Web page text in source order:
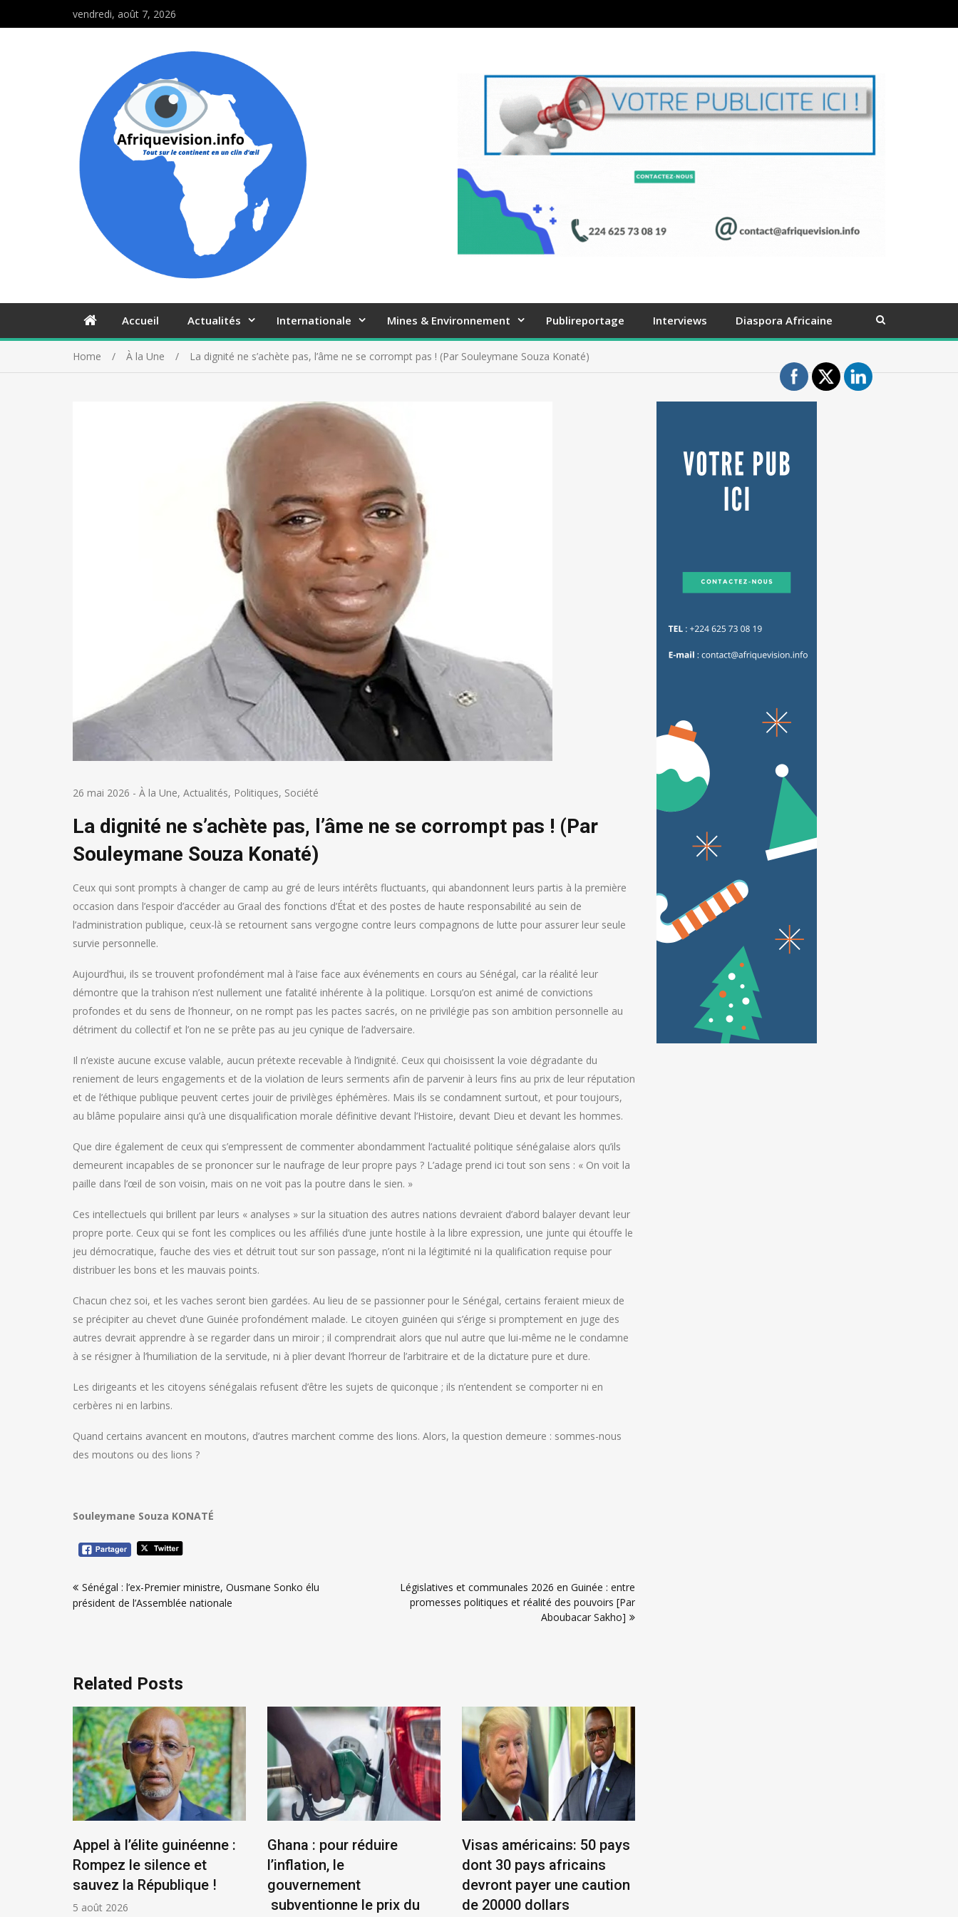
vendredi, août 7, 2026
Accueil Actualités Internationale Mines & Environnement Publireportage Interviews Diaspora Africaine
Home À la Une La dignité ne s’achète pas, l’âme ne se corrompt pas ! (Par Souleymane Souza Konaté)
26 mai 2026 - À la Une, Actualités, Politiques, Société
La dignité ne s’achète pas, l’âme ne se corrompt pas ! (Par
Souleymane Souza Konaté)
Ceux qui sont prompts à changer de camp au gré de leurs intérêts fluctuants, qui abandonnent leurs partis à la première
occasion dans l’espoir d’accéder au Graal des fonctions d’État et des postes de haute responsabilité au sein de
l’administration publique, ceux-là se retournent sans vergogne contre leurs compagnons de lutte pour assurer leur seule
survie personnelle.
Aujourd’hui, ils se trouvent profondément mal à l’aise face aux événements en cours au Sénégal, car la réalité leur
démontre que la trahison n’est nullement une fatalité inhérente à la politique. Lorsqu’on est animé de convictions
profondes et du sens de l’honneur, on ne rompt pas les pactes sacrés, on ne privilégie pas son ambition personnelle au
détriment du collectif et l’on ne se prête pas au jeu cynique de l’adversaire.
Il n’existe aucune excuse valable, aucun prétexte recevable à l’indignité. Ceux qui choisissent la voie dégradante du
reniement de leurs engagements et de la violation de leurs serments afin de parvenir à leurs fins au prix de leur réputation
et de l’éthique publique peuvent certes jouir de privilèges éphémères. Mais ils se condamnent surtout, et pour toujours,
au blâme populaire ainsi qu’à une disqualification morale définitive devant l’Histoire, devant Dieu et devant les hommes.
Que dire également de ceux qui s’empressent de commenter abondamment l’actualité politique sénégalaise alors qu’ils
demeurent incapables de se prononcer sur le naufrage de leur propre pays ? L’adage prend ici tout son sens : « On voit la
paille dans l’œil de son voisin, mais on ne voit pas la poutre dans le sien. »
Ces intellectuels qui brillent par leurs « analyses » sur la situation des autres nations devraient d’abord balayer devant leur
propre porte. Ceux qui se font les complices ou les affiliés d’une junte hostile à la libre expression, une junte qui étouffe le
jeu démocratique, fauche des vies et détruit tout sur son passage, n’ont ni la légitimité ni la qualification requise pour
distribuer les bons et les mauvais points.
Chacun chez soi, et les vaches seront bien gardées. Au lieu de se passionner pour le Sénégal, certains feraient mieux de
se précipiter au chevet d’une Guinée profondément malade. Le citoyen guinéen qui s’érige si promptement en juge des
autres devrait apprendre à se regarder dans un miroir ; il comprendrait alors que nul autre que lui-même ne le condamne
à se résigner à l’humiliation de la servitude, ni à plier devant l’horreur de l’arbitraire et de la dictature pure et dure.
Les dirigeants et les citoyens sénégalais refusent d’être les sujets de quiconque ; ils n’entendent se comporter ni en
cerbères ni en larbins.
Quand certains avancent en moutons, d’autres marchent comme des lions. Alors, la question demeure : sommes-nous
des moutons ou des lions ?
Souleymane Souza KONATÉ
deSénégal : l’ex-Premier ministre, Ousmane Sonko élu
président de l’Assemblée nationale
Législatives et communales 2026 en Guinée : entre
promesses politiques et réalité des pouvoirs [Par
Aboubacar Sakho]
Related Posts
Appel à l’élite guinéenne :
Rompez le silence et
sauvez la République !
5 août 2026
Ghana : pour réduire
l’inflation, le
gouvernement
subventionne le prix du
Visas américains: 50 pays
dont 30 pays africains
devront payer une caution
de 20000 dollars